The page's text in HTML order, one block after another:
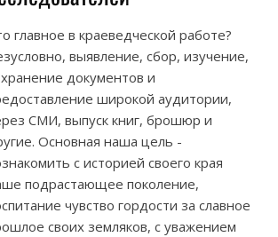
главное в краеведческой работе?
выявление, сбор, изучение,
документов и
широкой аудитории,
СМИ, выпуск книг, брошюр и
Основная наша цель -
с историей своего края
подрастающее поколение,
чувство гордости за славное
своих земляков, с уважением